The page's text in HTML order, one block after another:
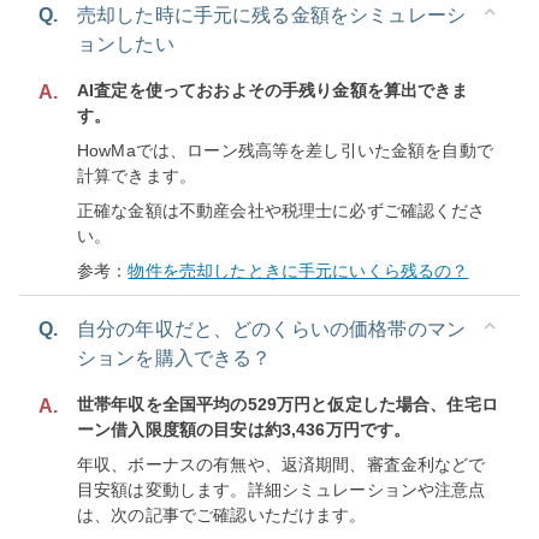
Q.
売却した時に手元に残る金額をシミュレーシ
ョンしたい
A.
AI査定を使っておおよその手残り金額を算出できま
す。
HowMaでは、ローン残高等を差し引いた金額を自動で
計算できます。
正確な金額は不動産会社や税理士に必ずご確認くださ
い。
参考：物件を売却したときに手元にいくら残るの？
Q.
自分の年収だと、どのくらいの価格帯のマン
ションを購入できる？
A.
世帯年収を全国平均の529万円と仮定した場合、住宅ロ
ーン借入限度額の目安は約3,436万円です。
年収、ボーナスの有無や、返済期間、審査金利などで
目安額は変動します。詳細シミュレーションや注意点
は、次の記事でご確認いただけます。